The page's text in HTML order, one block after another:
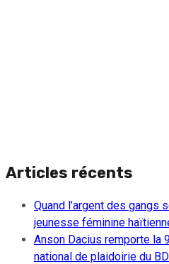
Articles récents
Quand l’argent des gangs
jeunesse féminine
Anson Dacius remporte la
national de plaidoirie du